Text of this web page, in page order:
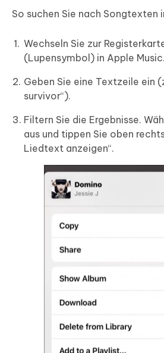
So suchen Sie nach Songtexten
Wechseln Sie zur
(Lupensymbol) in Apple Music.
Geben Sie eine Textzeile ein
survivor“).
Filtern Sie die Ergebnisse.
aus und tippen Sie oben
Liedtext anzeigen“.